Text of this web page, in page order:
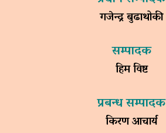
गजेन्द्र बुढाथोकी
सम्पादक
हिम विष्ट
प्रबन्ध सम्पादक
किरण आचार्य